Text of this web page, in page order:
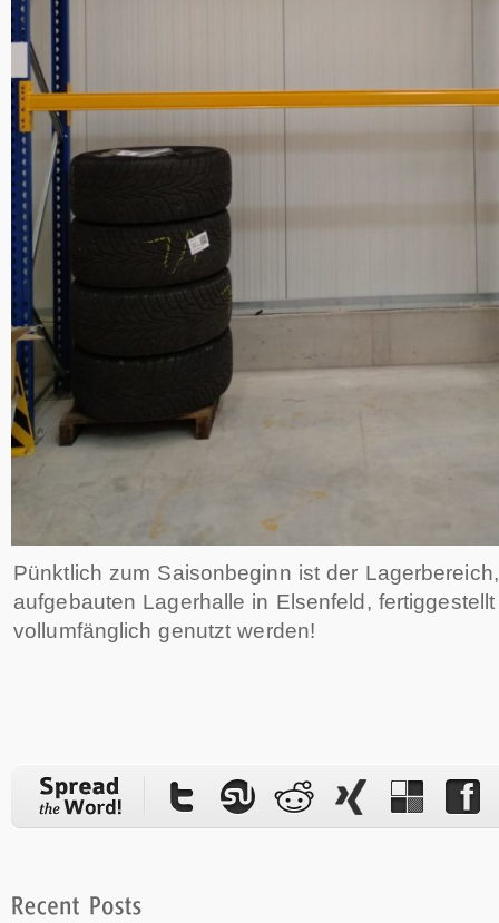
Pünktlich zum Saisonbeginn ist der
aufgebauten Lagerhalle in Elsenfeld,
vollumfänglich genutzt werden!